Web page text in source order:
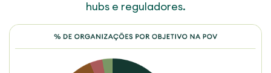
hubs e reguladores.